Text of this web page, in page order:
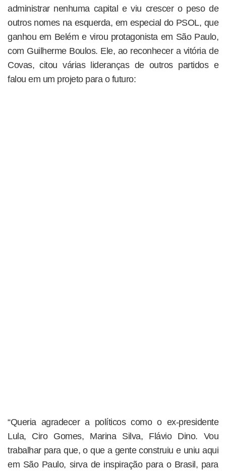
administrar nenhuma capital e viu crescer o peso de
outros nomes na esquerda, em especial do PSOL, que
ganhou em Belém e virou protagonista em São Paulo,
com Guilherme Boulos. Ele, ao reconhecer a vitória de
Covas, citou várias lideranças de outros partidos e
falou em um projeto para o futuro:
“Queria agradecer a políticos como o ex-presidente
Lula, Ciro Gomes, Marina Silva, Flávio Dino. Vou
trabalhar para que, o que a gente construiu e uniu aqui
em São Paulo, sirva de inspiração para o Brasil, para